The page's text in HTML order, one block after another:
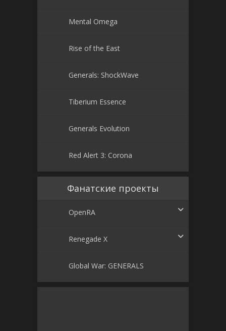
Mental Omega
Rise of the East
Generals: ShockWave
Tiberium Essence
Generals Evolution
Red Alert 3: Corona
Фанатские проекты
OpenRA
Renegade X
Global War: GENERALS